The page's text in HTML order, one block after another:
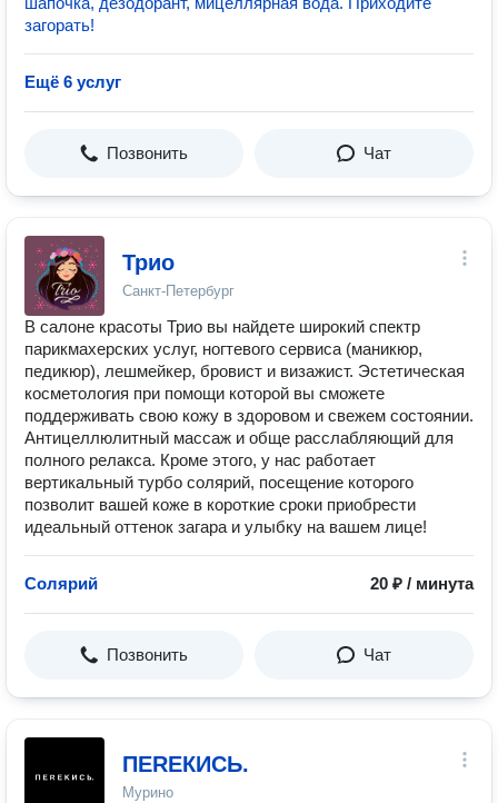
загорать!
Ещё 6 услуг
Позвонить Чат
Трио
Санкт-Петербург
В салоне красоты Трио вы найдете широкий спектр
парикмахерских услуг, ногтевого сервиса (маникюр,
педикюр), лешмейкер, бровист и визажист. Эстетическая
косметология при помощи которой вы сможете
поддерживать свою кожу в здоровом и свежем состоянии.
Антицеллюлитный массаж и обще расслабляющий для
полного релакса. Кроме этого, у нас работает
вертикальный турбо солярий, посещение которого
позволит вашей коже в короткие сроки приобрести
идеальный оттенок загара и улыбку на вашем лице!
Солярий 20 ₽ / минута
Позвонить Чат
ПЕRЕКИСЬ.
Мурино